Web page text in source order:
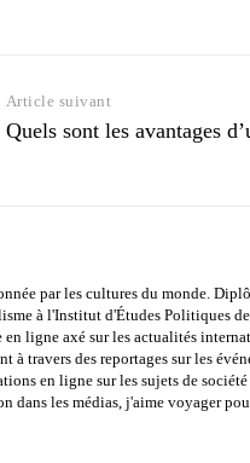
Article suivant
Quels sont les avantages
par les cultures du monde.
à l'Institut d'Études Politiques
ligne axé sur les actualités
travers des reportages sur les
en ligne sur les sujets de
les médias, j'aime voyager